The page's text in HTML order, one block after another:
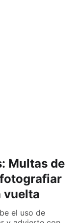
Multas de
vuelta
el uso de